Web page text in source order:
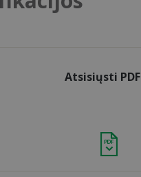
Atsisiųsti PDF